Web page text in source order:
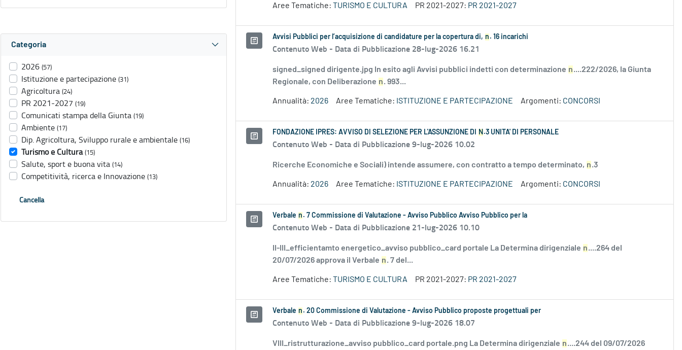
Categoria
2026 (57)
Istituzione e partecipazione (31)
Agricoltura (24)
PR 2021-2027 (19)
Comunicati stampa della Giunta (19)
Ambiente (17)
Dip. Agricoltura, Sviluppo rurale e ambientale (16)
Turismo e Cultura (15)
Salute, sport e buona vita (14)
Competitività, ricerca e Innovazione (13)
Cancella
Aree Tematiche: TURISMO E CULTURA PR 2021-2027: PR 2021-2027
Avvisi Pubblici per l’acquisizione di candidature per la copertura di, n . 16 incarichi
Contenuto Web - Data di Pubblicazione 28-lug-2026 16.21
signed_signed dirigente.jpg In esito agli Avvisi pubblici indetti con determinazione n....222/2026, la Giunta
Regionale, con Deliberazione n. 993...
Annualità: 2026 Aree Tematiche: ISTITUZIONE E PARTECIPAZIONE Argomenti: CONCORSI
FONDAZIONE IPRES: AVVISO DI SELEZIONE PER L'ASSUNZIONE DI N .3 UNITA' DI PERSONALE
Contenuto Web - Data di Pubblicazione 9-lug-2026 10.02
Ricerche Economiche e Sociali) intende assumere, con contratto a tempo determinato, n.3
Annualità: 2026 Aree Tematiche: ISTITUZIONE E PARTECIPAZIONE Argomenti: CONCORSI
Verbale n . 7 Commissione di Valutazione - Avviso Pubblico Avviso Pubblico per la
Contenuto Web - Data di Pubblicazione 21-lug-2026 10.10
II-III_efficientamto energetico_avviso pubblico_card portale La Determina dirigenziale n....264 del
20/07/2026 approva il Verbale n. 7 del...
Aree Tematiche: TURISMO E CULTURA PR 2021-2027: PR 2021-2027
Verbale n . 20 Commissione di Valutazione - Avviso Pubblico proposte progettuali per
Contenuto Web - Data di Pubblicazione 9-lug-2026 18.07
VIII_ristrutturazione_avviso pubblico_card portale.png La Determina dirigenziale n....244 del 09/07/2026